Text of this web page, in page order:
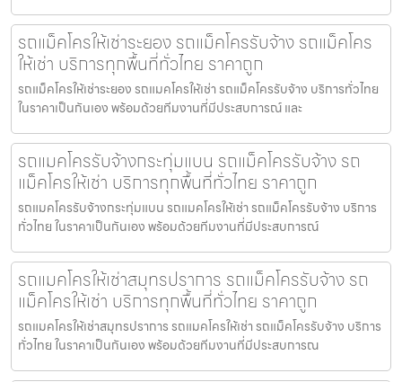
รถแม็คโครให้เช่าระยอง รถแม็คโครรับจ้าง รถแม็คโคร
ให้เช่า บริการทุกพื้นที่ทั่วไทย ราคาถูก
รถแม็คโครให้เช่าระยอง รถแมคโครให้เช่า รถแม็คโครรับจ้าง บริการทั่วไทย
ในราคาเป็นกันเอง พร้อมด้วยทีมงานที่มีประสบการณ์ และ
รถแมคโครรับจ้างกระทุ่มแบน รถแม็คโครรับจ้าง รถ
แม็คโครให้เช่า บริการทุกพื้นที่ทั่วไทย ราคาถูก
รถแมคโครรับจ้างกระทุ่มแบน รถแมคโครให้เช่า รถแม็คโครรับจ้าง บริการ
ทั่วไทย ในราคาเป็นกันเอง พร้อมด้วยทีมงานที่มีประสบการณ์
รถแมคโครให้เช่าสมุทรปราการ รถแม็คโครรับจ้าง รถ
แม็คโครให้เช่า บริการทุกพื้นที่ทั่วไทย ราคาถูก
รถแมคโครให้เช่าสมุทรปราการ รถแมคโครให้เช่า รถแม็คโครรับจ้าง บริการ
ทั่วไทย ในราคาเป็นกันเอง พร้อมด้วยทีมงานที่มีประสบการณ